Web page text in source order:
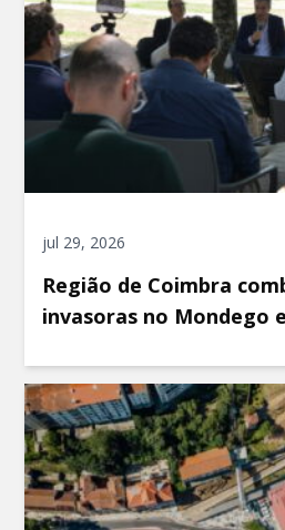
jul 29, 2026
Região de Coimbra
invasoras no Mondego